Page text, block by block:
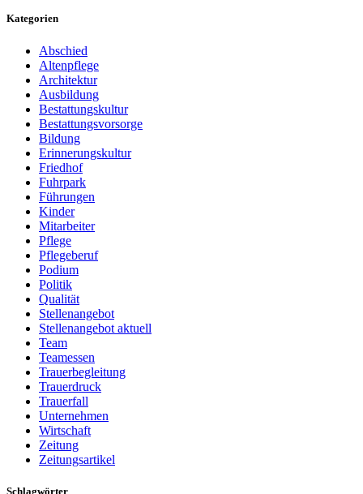
Kategorien
Abschied
Altenpflege
Architektur
Ausbildung
Bestattungskultur
Bestattungsvorsorge
Bildung
Erinnerungskultur
Friedhof
Fuhrpark
Führungen
Kinder
Mitarbeiter
Pflege
Pflegeberuf
Podium
Politik
Qualität
Stellenangebot
Stellenangebot aktuell
Team
Teamessen
Trauerbegleitung
Trauerdruck
Trauerfall
Unternehmen
Wirtschaft
Zeitung
Zeitungsartikel
Schlagwörter